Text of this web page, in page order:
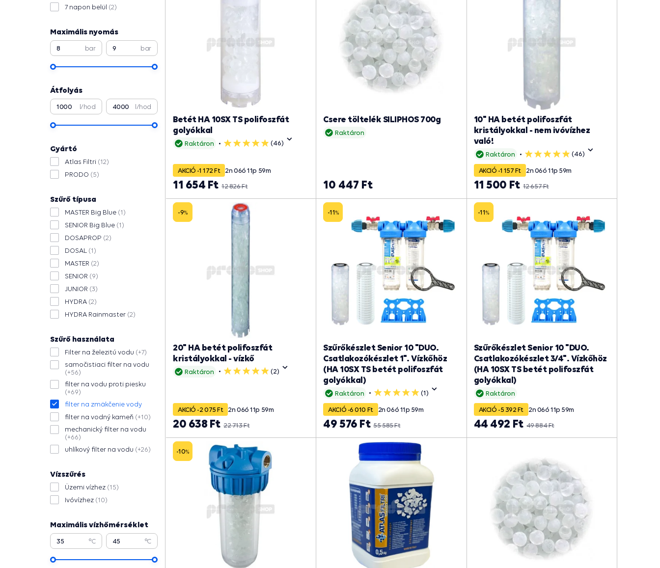
7 napon belül (2)
Maximális nyomás
bar bar
Átfolyás
l/hod l/hod
Gyártó
Atlas Filtri (12)
PRODO (5)
Szűrő típusa
MASTER Big Blue (1)
SENIOR Big Blue (1)
DOSAPROP (2)
DOSAL (1)
MASTER (2)
SENIOR (9)
JUNIOR (3)
HYDRA (2)
HYDRA Rainmaster (2)
Szűrő használata
Filter na železitú vodu (+7)
samočistiaci filter na vodu
(+56)
filter na vodu proti piesku
(+69)
filter na zmäkčenie vody
filter na vodný kameň (+10)
mechanický filter na vodu
(+66)
uhlíkový filter na vodu (+26)
Vízszűrés
Üzemi vízhez (15)
Ivóvízhez (10)
Maximális vízhőmérséklet
°C °C
Raktáron
5
(46)
Betét HA 10SX TS polifoszfát
golyókkal
AKCIÓ -1 172 Ft 2n06ó 11p 59m
12 826 Ft
11 654 Ft
Raktáron
Csere töltelék SILIPHOS 700g
10 447 Ft
Raktáron
5
csillag
(46)
10" HA betét polifoszfát
kristályokkal - nem ivóvízhez
való!
AKCIÓ -1 157 Ft 2n06ó11p 59m
12 657 Ft
11 500 Ft
-9%
Raktáron
5
(2)
20" HA betét polifoszfát
kristályokkal - vízkő
AKCIÓ -2 075 Ft 2n06ó 11p 59m
22 713 Ft
20 638 Ft
-11%
Raktáron
5
csillag
(1)
Szűrőkészlet Senior 10 "DUO.
Csatlakozókészlet 1". Vízkőhöz
(HA 10SX TS betét polifoszfát
golyókkal)
AKCIÓ -6 010 Ft 2n 06ó11p 59m
55 585 Ft
49 576 Ft
-11%
Raktáron
Szűrőkészlet Senior 10 "DUO.
Csatlakozókészlet 3/4". Vízkőhöz
(HA 10SX TS betét polifoszfát
golyókkal)
AKCIÓ -5 392 Ft 2n06ó11p 59m
49 884 Ft
44 492 Ft
-10%